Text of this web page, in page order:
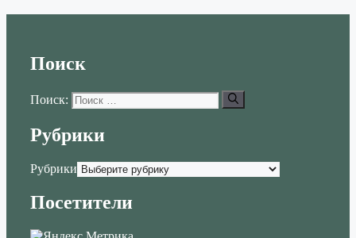
Поиск
Поиск:
Рубрики
Рубрики
Посетители